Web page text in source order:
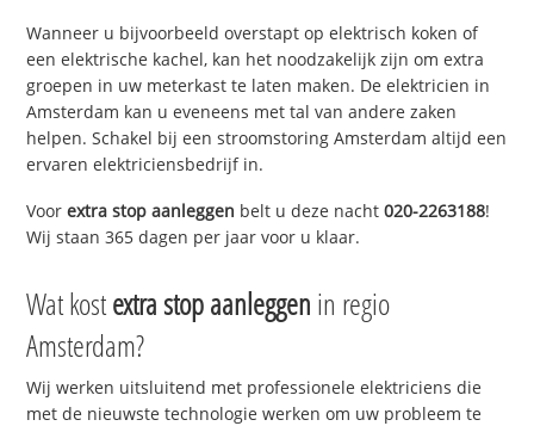
Wanneer u bijvoorbeeld overstapt op elektrisch koken of
een elektrische kachel, kan het noodzakelijk zijn om extra
groepen in uw meterkast te laten maken. De elektricien in
Amsterdam kan u eveneens met tal van andere zaken
helpen. Schakel bij een stroomstoring Amsterdam altijd een
ervaren elektriciensbedrijf in.
Voorextra stop aanleggen belt u deze nacht020-2263188!
Wij staan 365 dagen per jaar voor u klaar.
Wat kostextra stop aanleggen in regio
Amsterdam?
Wij werken uitsluitend met professionele elektriciens die
met de nieuwste technologie werken om uw probleem te